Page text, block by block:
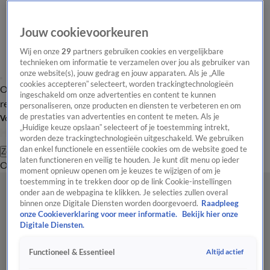
Overzicht Laatste nieuws Regionieuws Het beste van Hart
Tip de
redactie
Volg Hart van Nederland
Zoeken
OverzichtRegioUitzendingenWeerTip de redactiePanelVideo's
Jouw cookievoorkeuren
Wij en onze29 partners gebruiken cookies en vergelijkbare
technieken om informatie te verzamelen over jou als gebruiker van
onze website(s), jouw gedrag en jouw apparaten. Als je „Alle
cookies accepteren” selecteert, worden trackingtechnologieën
ingeschakeld om onze advertenties en content te kunnen
personaliseren, onze producten en diensten te verbeteren en om
de prestaties van advertenties en content te meten. Als je
„Huidige keuze opslaan” selecteert of je toestemming intrekt,
worden deze trackingtechnologieën uitgeschakeld. We gebruiken
dan enkel functionele en essentiële cookies om de website goed te
laten functioneren en veilig te houden. Je kunt dit menu op ieder
moment opnieuw openen om je keuzes te wijzigen of om je
toestemming in te trekken door op de link Cookie-instellingen
onder aan de webpagina te klikken. Je selecties zullen overal
binnen onze Digitale Diensten worden doorgevoerd. Raadpleeg
onze Cookieverklaring voor meer informatie.
Bekijk hier onze
Digitale Diensten.
Functioneel & Essentieel Altijd actief